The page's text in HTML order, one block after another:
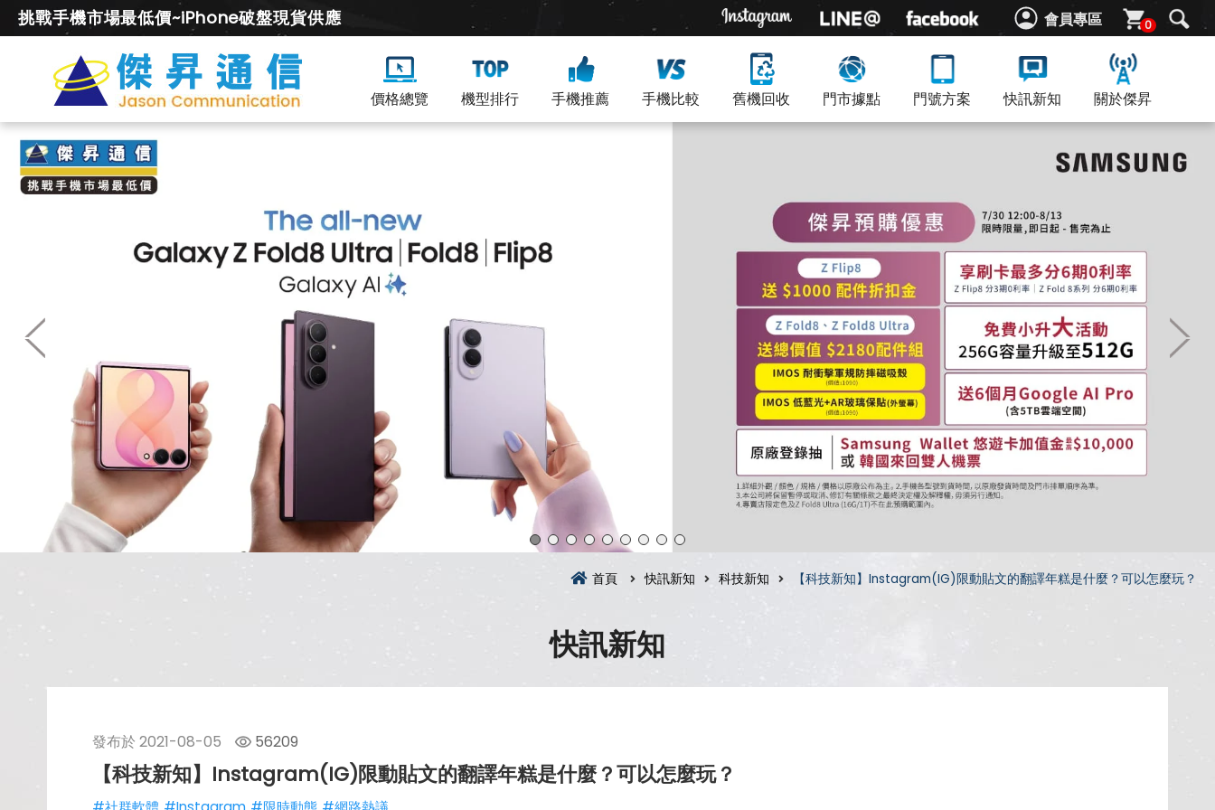
會員專區 0
挑戰手機市場最低價~iPhone破盤現貨供應
價格總覽 機型排行 手機推薦 手機比較 舊機回收 門市據點 門號方案 快訊新知 關於傑昇
首頁 快訊新知 科技新知 【科技新知】Instagram(IG)限動貼文的翻譯年糕是什麼？可以怎麼玩？
快訊新知
發布於 2021-08-05 56209
【科技新知】Instagram(IG)限動貼文的翻譯年糕是什麼？可以怎麼玩？